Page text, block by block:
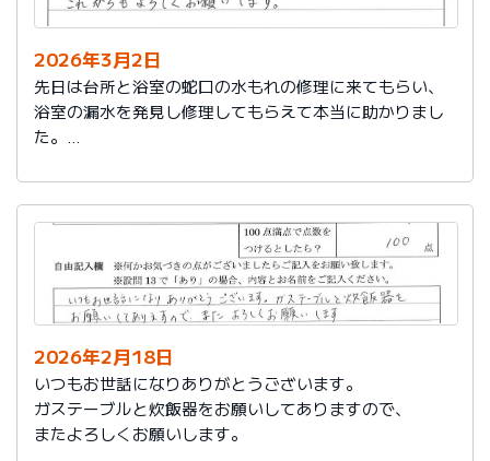
2026年3月2日
先日は台所と浴室の蛇口の水もれの修理に来てもらい、
浴室の漏水を発見し修理してもらえて本当に助かりまし
た。
かったです。
これからもよろしくお願いします。
2026年2月18日
いつもお世話になりありがとうございます。
ガステーブルと炊飯器をお願いしてありますので、
またよろしくお願いします。